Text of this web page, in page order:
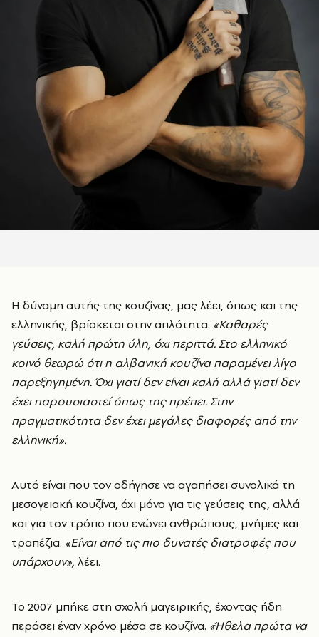
Η δύναμη αυτής της κουζίνας, μας λέει, όπως και της
ελληνικής, βρίσκεται στην απλότητα. «Καθαρές
γεύσεις, καλή πρώτη ύλη, όχι περιττά. Στο ελληνικό
κοινό θεωρώ ότι η αλβανική κουζίνα παραμένει λίγο
παρεξηγημένη. Όχι γιατί δεν είναι καλή αλλά γιατί δεν
έχει παρουσιαστεί όπως της πρέπει. Στην
πραγματικότητα δεν έχει μεγάλες διαφορές από την
ελληνική».
Αυτό είναι που τον οδήγησε να αγαπήσει συνολικά τη
μεσογειακή κουζίνα, όχι μόνο για τις γεύσεις της, αλλά
και για τον τρόπο που ενώνει ανθρώπους, μνήμες και
τραπέζια. «Είναι από τις πιο δυνατές διατροφές που
υπάρχουν», λέει.
Το 2007 μπήκε στη σχολή μαγειρικής, έχοντας ήδη
περάσει έναν χρόνο μέσα σε κουζίνα. «Ήθελα πρώτα να